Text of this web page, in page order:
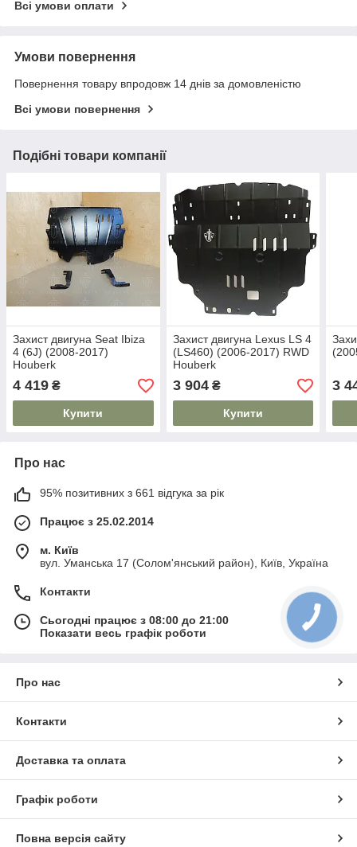
Всі умови оплати
Умови повернення
Повернення товару впродовж 14 днів за домовленістю
Всі умови повернення
Подібні товари компанії
Захист двигуна Seat Ibiza
4 (6J) (2008-2017)
Houberk
4 419 ₴
Купити
Захист двигуна Lexus LS 4
(LS460) (2006-2017) RWD
Houberk
3 904₴
Купити
3
Про нас
95% позитивних з 661 відгука за рік
Працює з 25.02.2014
м. Київ
вул. Уманська 17 (Солом'янський район), Київ, Україна
Контакти
Сьогодні працює з 08:00 до 21:00
Показати весь графік роботи
Про нас
Контакти
Доставка та оплата
Графік роботи
Повна версія сайту